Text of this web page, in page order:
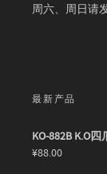
周六、周日请
最新产品
KO-882B K.O
¥88.00